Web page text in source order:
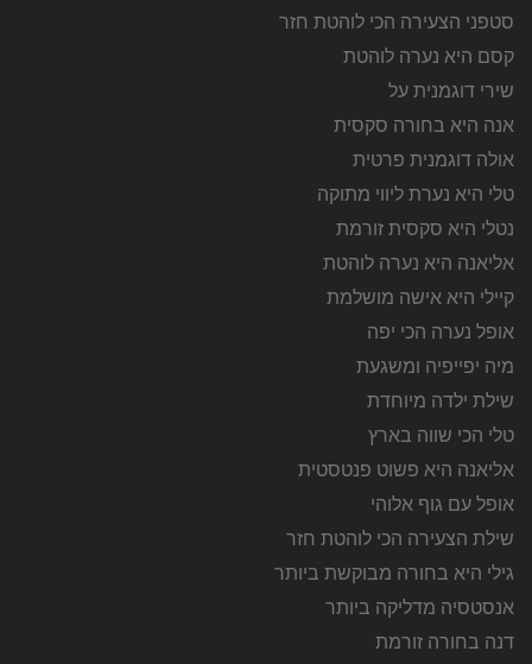
סטפני הצעירה הכי לוהטת חזר
קסם היא נערה לוהטת
שירי דוגמנית על
אנה היא בחורה סקסית
אולה דוגמנית פרטית
טלי היא נערת ליווי מתוקה
נטלי היא סקסית זורמת
אליאנה היא נערה לוהטת
קיילי היא אישה מושלמת
אופל נערה הכי יפה
מיה יפייפיה ומשגעת
שילת ילדה מיוחדת
טלי הכי שווה בארץ
אליאנה היא פשוט פנטסטית
אופל עם גוף אלוהי
שילת הצעירה הכי לוהטת חזר
גילי היא בחורה מבוקשת ביותר
אנסטסיה מדליקה ביותר
דנה בחורה זורמת